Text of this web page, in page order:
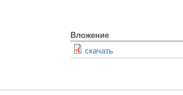
Вложение
скачать